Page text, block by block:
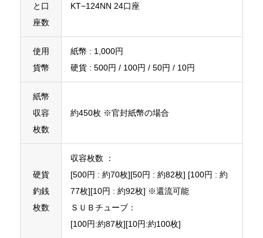
と口
座数
KT−124NN 24口座
使用
貨幣
紙幣 : 1,000円
硬貨 : 500円 / 100円 / 50円 / 10円
紙幣
収容
枚数
約450枚 ※官封紙幣の場合
硬貨
釣銭
枚数
収容枚数 ：
[500円 : 約70枚][50円 : 約82枚] [100円 : 約
77枚][10円 : 約92枚] ※還流可能
ＳＵＢチューブ：
[100円:約87枚][10円:約100枚]